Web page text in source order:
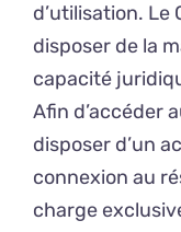
d’utilisation. Le
disposer de la
capacité
Afin d’accéder
disposer d’un
connexion au
charge